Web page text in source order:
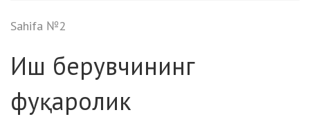
Sahifa №2
Иш берувчининг
фуқаролик